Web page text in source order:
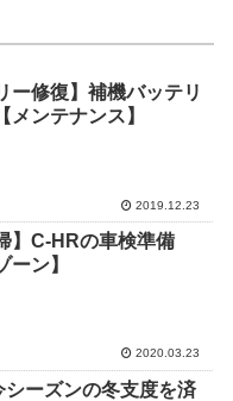
ー修復】補機バッテリ
メンテナンス】
2019.12.23
】C-HRの車検準備
ーン】
2020.03.23
シーズンの冬支度を済